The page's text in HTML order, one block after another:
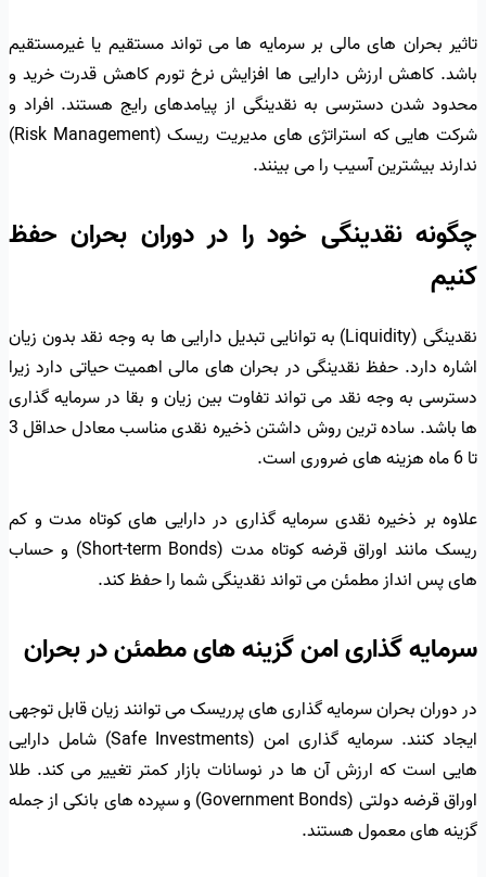
تاثیر بحران های مالی بر سرمایه ها می تواند مستقیم یا غیرمستقیم
باشد. کاهش ارزش دارایی ها افزایش نرخ تورم کاهش قدرت خرید و
محدود شدن دسترسی به نقدینگی از پیامدهای رایج هستند. افراد و
شرکت هایی که استراتژی های مدیریت ریسک (Risk Management)
ندارند بیشترین آسیب را می بینند.
چگونه نقدینگی خود را در دوران بحران حفظ
کنیم
نقدینگی (Liquidity) به توانایی تبدیل دارایی ها به وجه نقد بدون زیان
اشاره دارد. حفظ نقدینگی در بحران های مالی اهمیت حیاتی دارد زیرا
دسترسی به وجه نقد می تواند تفاوت بین زیان و بقا در سرمایه گذاری
ها باشد. ساده ترین روش داشتن ذخیره نقدی مناسب معادل حداقل 3
تا 6 ماه هزینه های ضروری است.
علاوه بر ذخیره نقدی سرمایه گذاری در دارایی های کوتاه مدت و کم
ریسک مانند اوراق قرضه کوتاه مدت (Short-term Bonds) و حساب
های پس انداز مطمئن می تواند نقدینگی شما را حفظ کند.
سرمایه گذاری امن گزینه های مطمئن در بحران
در دوران بحران سرمایه گذاری های پرریسک می توانند زیان قابل توجهی
ایجاد کنند. سرمایه گذاری امن (Safe Investments) شامل دارایی
هایی است که ارزش آن ها در نوسانات بازار کمتر تغییر می کند. طلا
اوراق قرضه دولتی (Government Bonds) و سپرده های بانکی از جمله
گزینه های معمول هستند.